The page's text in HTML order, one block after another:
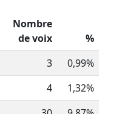
Nombre
de voix
%
3
0,99%
4
1,32%